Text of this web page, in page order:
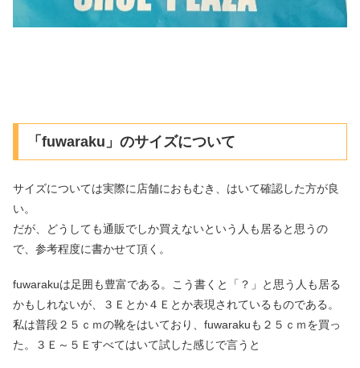
「fuwaraku」のサイズについて
サイズについては実際に店舗におもむき、はいて確認した方が良
い。
だが、どうしても通販でしか買えないという人も居ると思うの
で、参考程度に書かせて頂く。
fuwarakuは足囲も豊富である。こう書くと「？」と思う人も居る
かもしれないが、３Ｅとか４Ｅとか表現されているものである。
私は普段２５ｃｍの靴をはいており、fuwarakuも２５ｃｍを買っ
た。３Ｅ～５Ｅすべてはいて試した感じで言うと